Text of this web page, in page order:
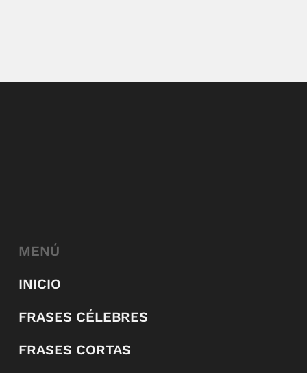
MENÚ
INICIO
FRASES CÉLEBRES
FRASES CORTAS